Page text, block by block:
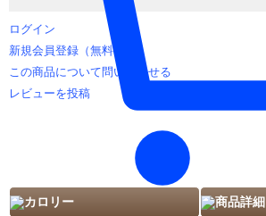
ログイン
新規会員登録（無料）
この商品について問い合わせる
レビューを投稿
カロリー 商品詳細